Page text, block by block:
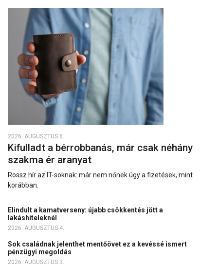
2026. AUGUSZTUS 6.
Kifulladt a bérrobbanás, már csak néhány
szakma ér aranyat
Rossz hír az IT-soknak: már nem nőnek úgy a fizetések, mint
korábban.
Elindult a kamatverseny: újabb csökkentés jött a
lakáshiteleknél
2026. AUGUSZTUS 4.
Sok családnak jelenthet mentőövet ez a kevéssé ismert
pénzügyi megoldás
2026. AUGUSZTUS 3.